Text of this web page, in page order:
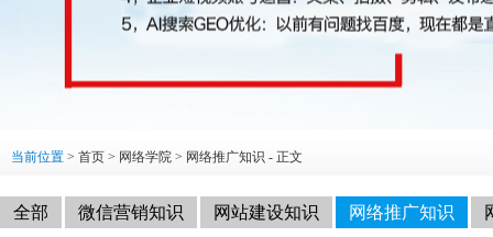
当前位置 > 首页 > 网络学院 > 网络推广知识 - 正文
全部 微信营销知识 网站建设知识 网络推广知识